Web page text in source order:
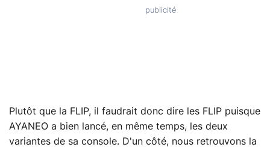
Plutôt que la FLIP, il faudrait donc dire les FLIP puisque
AYANEO a bien lancé, en même temps, les deux
variantes de sa console. D'un côté, nous retrouvons la